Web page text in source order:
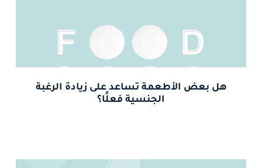
هل بعض الأطعمة تساعد على زيادة الرغبة
الجنسية فعلًا؟